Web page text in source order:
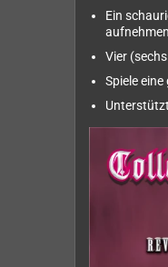
Ein
Vier
Spiele